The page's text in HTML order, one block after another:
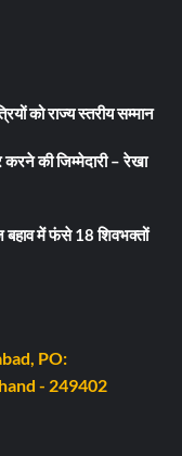
को राज्य स्तरीय सम्मान
की जिम्मेदारी – रेखा
बहाव में फंसे 18 शिवभक्तों
PO:
- 249402